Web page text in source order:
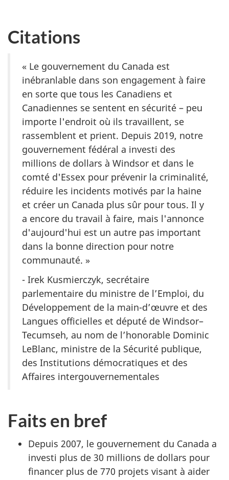
Citations
« Le gouvernement du Canada est
inébranlable dans son engagement à faire
en sorte que tous les Canadiens et
Canadiennes se sentent en sécurité – peu
importe l'endroit où ils travaillent, se
rassemblent et prient. Depuis 2019, notre
gouvernement fédéral a investi des
millions de dollars à Windsor et dans le
comté d'Essex pour prévenir la criminalité,
réduire les incidents motivés par la haine
et créer un Canada plus sûr pour tous. Il y
a encore du travail à faire, mais l'annonce
d'aujourd'hui est un autre pas important
dans la bonne direction pour notre
communauté. »
- Irek Kusmierczyk, secrétaire
parlementaire du ministre de l’Emploi, du
Développement de la main-d’œuvre et des
Langues officielles et député de Windsor–
Tecumseh, au nom de l’honorable Dominic
LeBlanc, ministre de la Sécurité publique,
des Institutions démocratiques et des
Affaires intergouvernementales
Faits en bref
Depuis 2007, le gouvernement du Canada a
investi plus de 30 millions de dollars pour
financer plus de 770 projets visant à aider